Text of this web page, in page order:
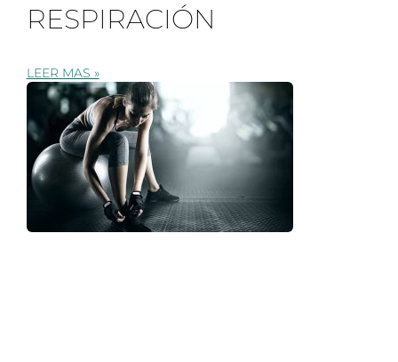
RESPIRACIÓN
LEER MAS »